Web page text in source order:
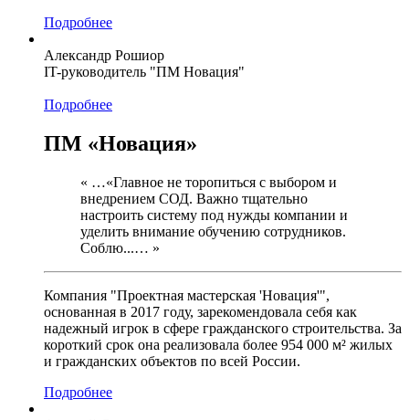
Подробнее
Александр Рошиор
IT-руководитель "ПМ Новация"
Подробнее
ПМ «Новация»
« …«Главное не торопиться с выбором и
внедрением СОД. Важно тщательно
настроить систему под нужды компании и
уделить внимание обучению сотрудников.
Соблю...… »
Компания "Проектная мастерская 'Новация'",
основанная в 2017 году, зарекомендовала себя как
надежный игрок в сфере гражданского строительства. За
короткий срок она реализовала более 954 000 м² жилых
и гражданских объектов по всей России.
Подробнее